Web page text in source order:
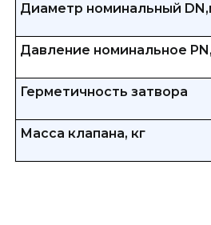
Диаметр номинальный
Давление номинальное
Герметичность затвора
Масса клапана, кг